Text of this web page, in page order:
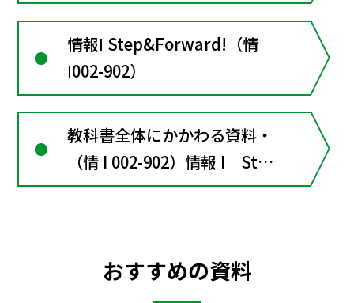
情報Ⅰ Step&Forward!（情
Ⅰ002-902）
教科書全体にかかわる資料・
（情 I 002-902）情報 I Step
Forward!
おすすめの資料